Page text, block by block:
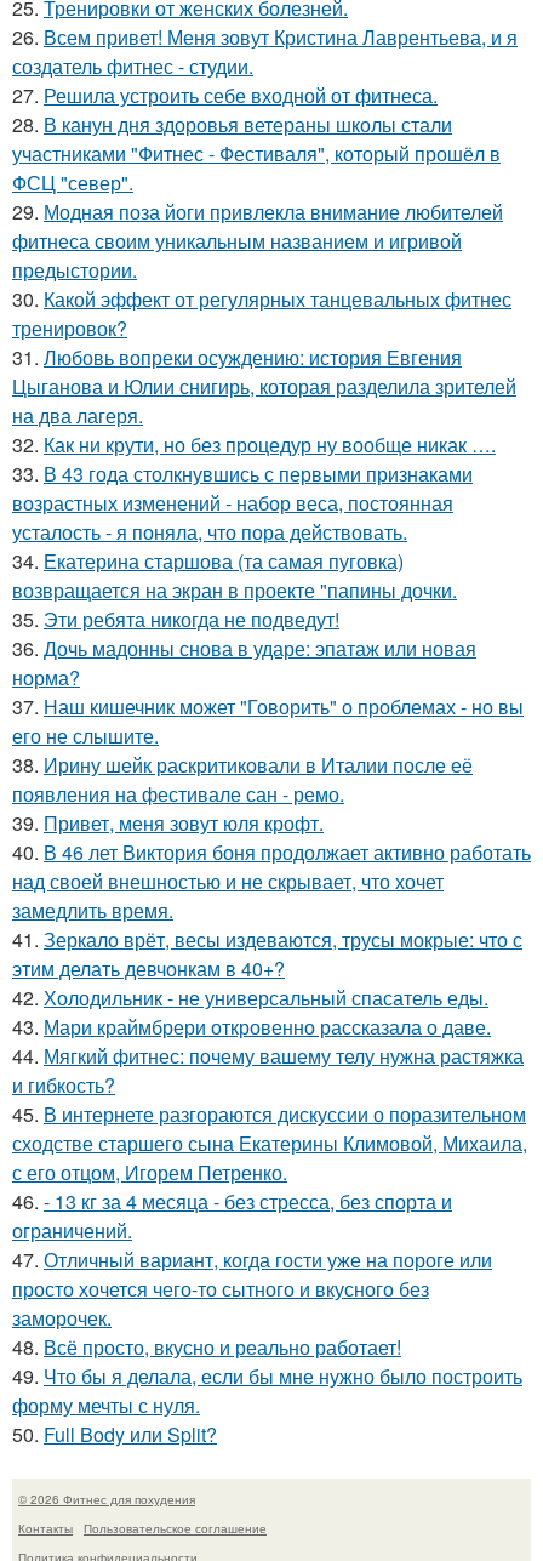
25. Тренировки от женских болезней.
26. Всем привет! Меня зовут Кристина Лаврентьева, и я
создатель фитнес - студии.
27. Решила устроить себе входной от фитнеса.
28. В канун дня здоровья ветераны школы стали
участниками "Фитнес - Фестиваля", который прошёл в
ФСЦ "север".
29. Модная поза йоги привлекла внимание любителей
фитнеса своим уникальным названием и игривой
предыстории.
30. Какой эффект от регулярных танцевальных фитнес
тренировок?
31. Любовь вопреки осуждению: история Евгения
Цыганова и Юлии снигирь, которая разделила зрителей
на два лагеря.
32. Как ни крути, но без процедур ну вообще никак ….
33. В 43 года столкнувшись с первыми признаками
возрастных изменений - набор веса, постоянная
усталость - я поняла, что пора действовать.
34. Екатерина старшова (та самая пуговка)
возвращается на экран в проекте "папины дочки.
35. Эти ребята никогда не подведут!
36. Дочь мадонны снова в ударе: эпатаж или новая
норма?
37. Наш кишечник может "Говорить" о проблемах - но вы
его не слышите.
38. Ирину шейк раскритиковали в Италии после её
появления на фестивале сан - ремо.
39. Привет, меня зовут юля крофт.
40. В 46 лет Виктория боня продолжает активно работать
над своей внешностью и не скрывает, что хочет
замедлить время.
41. Зеркало врёт, весы издеваются, трусы мокрые: что с
этим делать девчонкам в 40+?
42. Холодильник - не универсальный спасатель еды.
43. Мари краймбрери откровенно рассказала о даве.
44. Мягкий фитнес: почему вашему телу нужна растяжка
и гибкость?
45. В интернете разгораются дискуссии о поразительном
сходстве старшего сына Екатерины Климовой, Михаила,
с его отцом, Игорем Петренко.
46. - 13 кг за 4 месяца - без стресса, без спорта и
ограничений.
47. Отличный вариант, когда гости уже на пороге или
просто хочется чего-то сытного и вкусного без
заморочек.
48. Всё просто, вкусно и реально работает!
49. Что бы я делала, если бы мне нужно было построить
форму мечты с нуля.
50. Full Body или Split?
© 2026 Фитнес для похудения
Контакты
Пользовательское соглашение
Политика конфидециальности